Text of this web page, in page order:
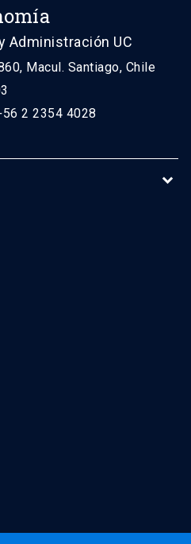
Administración UC
Macul. Santiago, Chile
2 2354 4028